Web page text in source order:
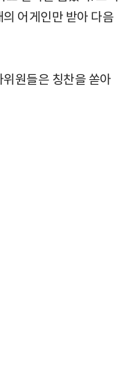
어게인만 받아 다음
원들은 칭찬을 쏟아